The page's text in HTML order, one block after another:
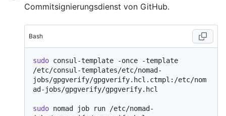
Commitsignierungsdienst von GitHub.
Bash
sudo consul-template -once -template
/etc/consul-templates/etc/nomad-
jobs/gpgverify/gpgverify.hcl.ctmpl:/etc/nom
ad-jobs/gpgverify/gpgverify.hcl
sudo nomad job run /etc/nomad-